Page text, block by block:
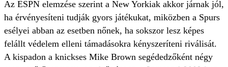
Az ESPN elemzése szerint a New Yorkiak akkor járnak jól,
ha érvényesíteni tudják gyors játékukat, miközben a Spurs
esélyei abban az esetben nőnek, ha sokszor lesz képes
felállt védelem elleni támadásokra kényszeríteni riválisát.
A kispadon a knickses Mike Brown segédedzőként négy